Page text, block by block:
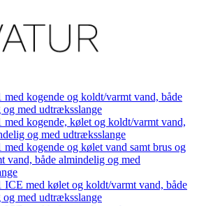
med kogende og koldt/varmt vand, både
med udtræksslange
med kogende, kølet og koldt/varmt vand,
og med udtræksslange
med kogende og kølet vand samt brus og
vand, både almindelig og med
ICE med kølet og koldt/varmt vand, både
med udtræksslange